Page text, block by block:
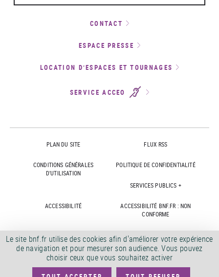
CONTACT
ESPACE PRESSE
LOCATION D’ESPACES ET TOURNAGES
SERVICE ACCEO
PLAN DU SITE FLUX RSS
CONDITIONS GÉNÉRALES
D'UTILISATION
POLITIQUE DE CONFIDENTIALITÉ
SERVICES PUBLICS +
ACCESSIBILITÉ
ACCESSIBILITÉ BNF.FR : NON
CONFORME
MARCHÉS PUBLICS OFFRES D'EMPLOI
DÉMATÉRIALISATION FACTURES CRÉDITS
Le site bnf.fr utilise des cookies afin d'améliorer votre expérience
de navigation et pour mesurer son audience. Vous pouvez
choisir ceux que vous souhaitez activer